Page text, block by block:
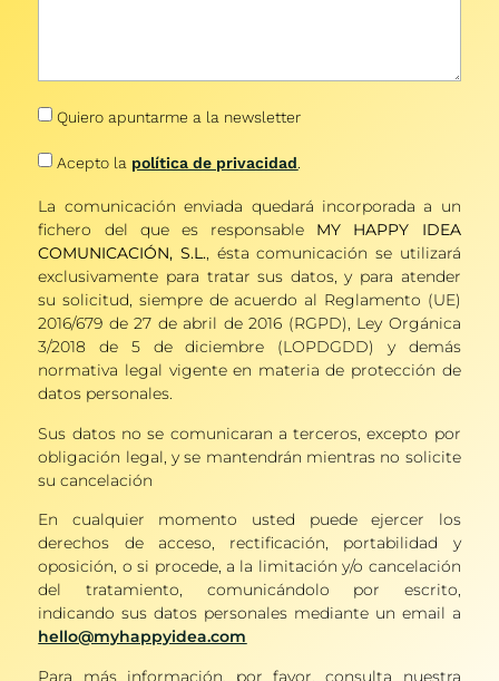
Quiero apuntarme a la newsletter
Acepto la política de privacidad.
La comunicación enviada quedará incorporada a un
fichero del que es responsable MY HAPPY IDEA
COMUNICACIÓN, S.L., ésta comunicación se utilizará
exclusivamente para tratar sus datos, y para atender
su solicitud, siempre de acuerdo al Reglamento (UE)
2016/679 de 27 de abril de 2016 (RGPD), Ley Orgánica
3/2018 de 5 de diciembre (LOPDGDD) y demás
normativa legal vigente en materia de protección de
datos personales.
Sus datos no se comunicaran a terceros, excepto por
obligación legal, y se mantendrán mientras no solicite
su cancelación
En cualquier momento usted puede ejercer los
derechos de acceso, rectificación, portabilidad y
oposición, o si procede, a la limitación y/o cancelación
del tratamiento, comunicándolo por escrito,
indicando sus datos personales mediante un email a
hello@myhappyidea.com
Para más información, por favor, consulta nuestra